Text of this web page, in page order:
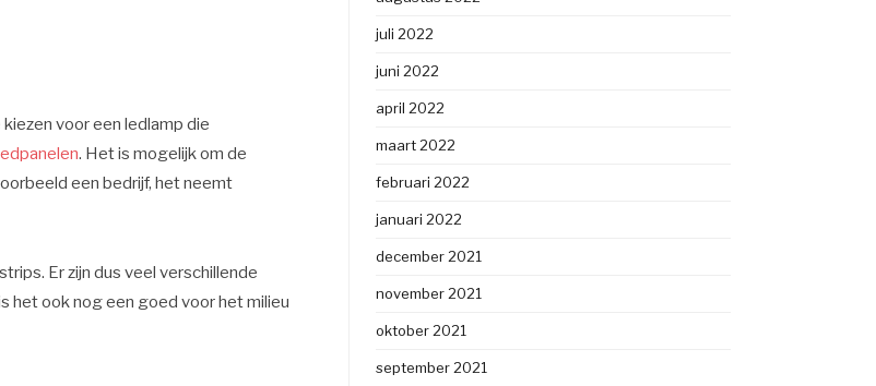
voor een ledlamp die
. Het is mogelijk om de
een bedrijf, het neemt
Er zijn dus veel verschillende
het ook nog een goed voor het milieu
juli 2022
juni 2022
april 2022
maart 2022
februari 2022
januari 2022
december 2021
november 2021
oktober 2021
september 2021